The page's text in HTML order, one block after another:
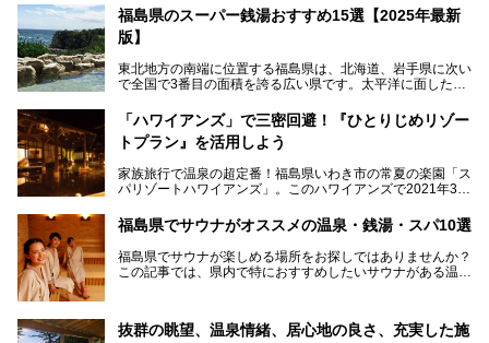
ELS & RESORTSの「御宿東鳳」です。
大浴場は「宙の湯」「棚雲の湯」の2つ。いずれも素晴らし
の郷土料理など夕朝食の美味しさも評判。人気のこのお宿の
過ごし方を徹底紹介いたします。
───
提供元：オリックス・ホテルマネジメント株式会社【PR】
この記事は会津東山温泉 御宿東鳳のPR記事です。
福島県のスーパー銭湯おすすめ15選【2025年最新
版】
東北地方の南端に位置する福島県は、北海道、岩手県に次い
で全国で3番目の面積を誇る広い県です。太平洋に面した
る「中通り」、磐梯山や猪苗代湖、五色沼、尾瀬湿原などが
ある「会津地方」まで、変化に富んだ自然を楽しめるのが魅
力です。
も良好で、首都圏からの週末旅行先としても人気の福島県。
そんな福島県でチェックしておきたい、評判のスーパー銭湯
「ハワイアンズ」で三密回避！『ひとりじめリゾー
トプラン』を活用しよう
家族旅行で温泉の超定番！福島県いわき市の常夏の楽園「ス
パリゾートハワイアンズ」。このハワイアンズで2021年3月
く温泉編」をスタートしました。
子供と一緒に安心して温泉に行きたい、そんな方にお役立ち
のこのプランをはじめとして、ハワイアンズの「ひとりじめ
リゾートプラン」の魅力をご紹介します。
福島県でサウナがオススメの温泉・銭湯・スパ10選
福島県でサウナが楽しめる場所をお探しではありませんか？
この記事では、県内で特におすすめしたいサウナがある温泉
「最近疲れが溜まってる。リフレッシュできる場所ないか
抜群の眺望、温泉情緒、居心地の良さ、充実した施